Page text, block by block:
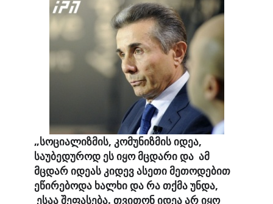
„სოციალიზმის, კომუნიზმისიდეა,
საუბედუროდ ესიყომცდარიდა ამ
მცდარიდეას კიდევასეთიმეთოდებით
ეწირებოდა ხალხიდარათქმაუნდა,
ესააშეფასება. თვითონიდეაარიყო